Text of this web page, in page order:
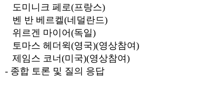
도미니크 페로(프랑스)
벤 반 베르켈(네덜란드)
위르겐 마이어(독일)
토마스 헤더윅(영국)(영상참여)
제임스 코너(미국)(영상참여)
- 종합 토론 및 질의 응답